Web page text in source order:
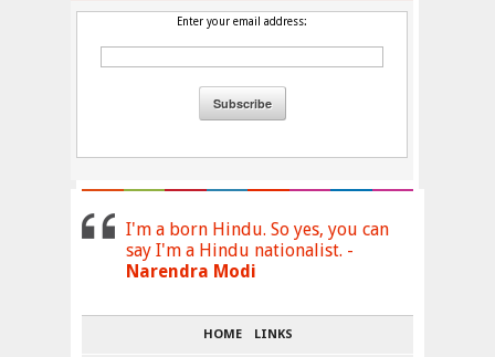
Enter your email address:
I'm a born Hindu. So yes, you can
say I'm a Hindu nationalist. -
Narendra Modi
HOME LINKS